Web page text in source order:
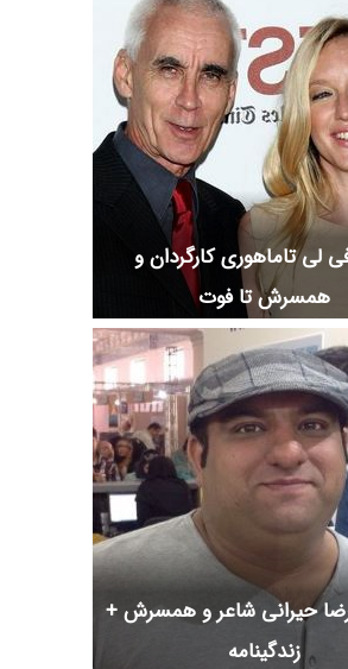
لی تاماهوری کارگردان و
همسرش تا فوت
رضا حیرانی شاعر و همسرش +
زندگینامه